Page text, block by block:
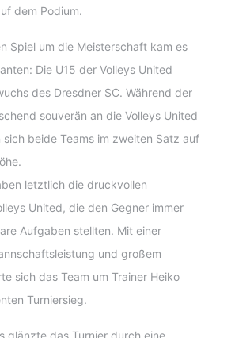
dem Podium.
Spiel um die Meisterschaft kam es
Die U15 der Volleys United
des Dresdner SC. Während der
souverän an die Volleys United
beide Teams im zweiten Satz auf
letztlich die druckvollen
United, die den Gegner immer
Aufgaben stellten. Mit einer
und großem
sich das Team um Trainer Heiko
Turniersieg.
glänzte das Turnier durch eine